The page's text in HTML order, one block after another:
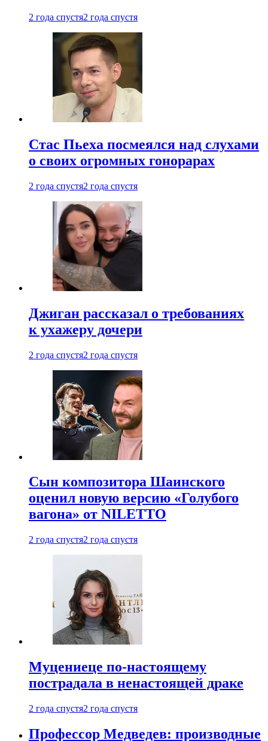
2 года спустя2 года спустя
Стас Пьеха посмеялся над слухами
о своих огромных гонорарах
2 года спустя2 года спустя
Джиган рассказал о требованиях
к ухажеру дочери
2 года спустя2 года спустя
Сын композитора Шаинского
оценил новую версию «Голубого
вагона» от NILETTO
2 года спустя2 года спустя
Муцениеце по-настоящему
пострадала в ненастоящей драке
2 года спустя2 года спустя
Профессор Медведев: производные